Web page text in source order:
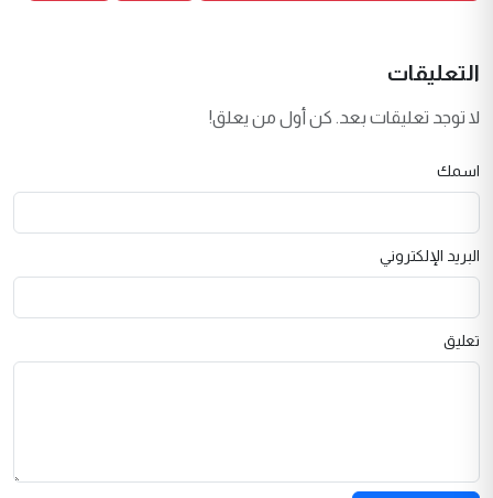
التعليقات
لا توجد تعليقات بعد. كن أول من يعلق!
اسمك
البريد الإلكتروني
تعليق